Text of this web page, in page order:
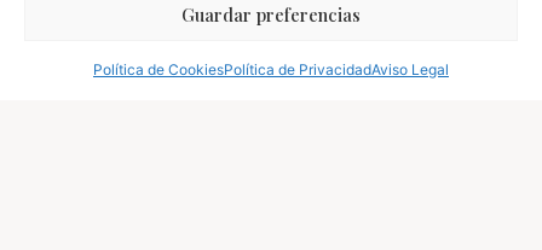
Guardar preferencias
Política de CookiesPolítica de PrivacidadAviso Legal